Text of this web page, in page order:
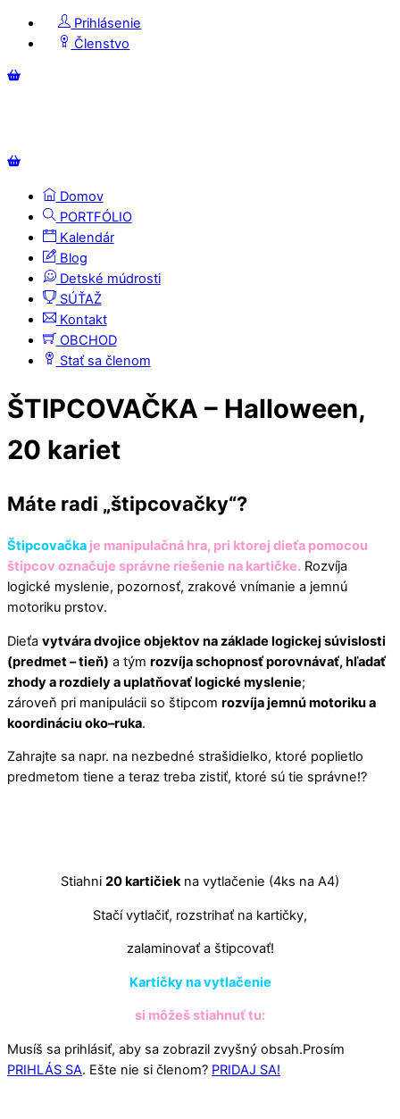
Skip
Prihlásenie
Členstvo
MenuKošík
Košík
Domov
PORTFÓLIO
Kalendár
Blog
Detské múdrosti
SÚŤAŽ
Kontakt
OBCHOD
Stať sa členom
Close
Menu
Close
Cart
ŠTIPCOVAČKA – Halloween,
20 kariet
Máte radi „štipcovačky“?
Štipcovačka je manipulačná hra, pri ktorej dieťa pomocou
štipcov označuje správne riešenie na kartičke. Rozvíja
logické myslenie, pozornosť, zrakové vnímanie a jemnú
motoriku prstov.
Dieťa vytvára dvojice objektov na základe logickej súvislosti
(predmet – tieň) a tým rozvíja schopnosť porovnávať, hľadať
zhody a rozdiely a uplatňovať logické myslenie;
zároveň pri manipulácii so štipcom rozvíja jemnú motoriku a
koordináciu oko–ruka.
Zahrajte sa napr. na nezbedné strašidielko, ktoré poplietlo
predmetom tiene a teraz treba zistiť, ktoré sú tie správne!?
Stiahni 20 kartičiekna vytlačenie (4ks na A4)
Stačí vytlačiť, rozstrihať na kartičky,
zalaminovať a štipcovať!
Kartičky na vytlačenie
si môžeš stiahnuť tu:
Musíš sa prihlásiť, aby sa zobrazil zvyšný obsah.Prosím
PRIHLÁS SA. Ešte nie si členom? PRIDAJ SA!